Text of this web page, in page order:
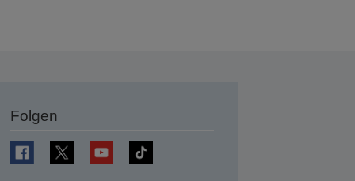
Folgen